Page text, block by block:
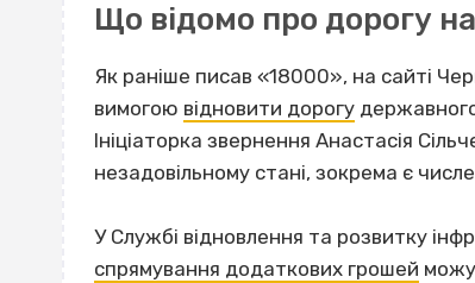
Що відомо про дорогу
Як раніше писав «18000», на сайті
вимогою відновити дорогу
Ініціаторка звернення Анастасія
незадовільному стані, зокрема є
У Службі відновлення та розвитку
спрямування додаткових грошей